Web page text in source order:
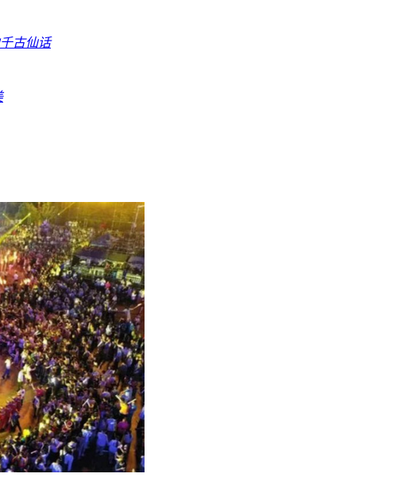
古仙话